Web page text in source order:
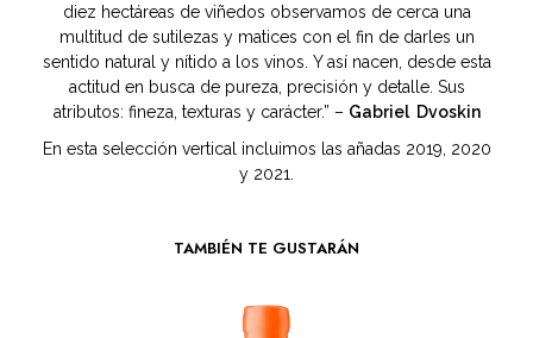
diez hectáreas de viñedos observamos de cerca una
multitud de sutilezas y matices con el fin de darles un
sentido natural y nítido a los vinos. Y así nacen, desde esta
actitud en busca de pureza, precisión y detalle. Sus
atributos: fineza, texturas y carácter.” – Gabriel Dvoskin
En esta selección vertical incluimos las añadas 2019, 2020
y 2021.
TAMBIÉN TE GUSTARÁN